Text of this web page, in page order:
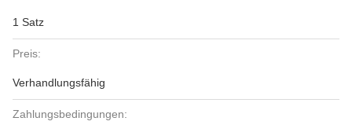
1 Satz
Preis:
Verhandlungsfähig
Zahlungsbedingungen: